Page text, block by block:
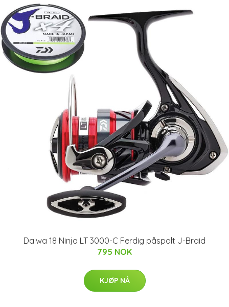
Daiwa 18 Ninja LT 3000-C Ferdig påspolt J-Braid
795 NOK
KJØP NÅ